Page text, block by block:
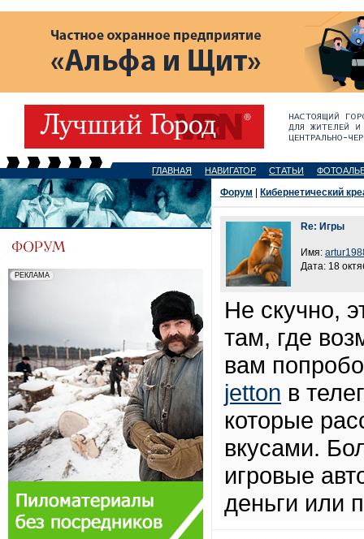
ГЛАВНАЯ НАВИГАТОР СТАТЬИ
Форум Кибернетический
Re: Игры
Имя:
Дата: 18
Не скучно,
там, где
вам
jetton в
которые
вкусами.
игровые
деньги или